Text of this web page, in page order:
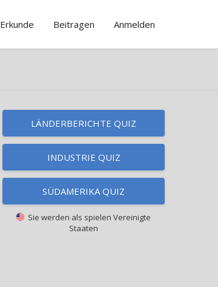
Erkunde Beitragen Anmelden
LÄNDERBERICHTE QUIZ
INDUSTRIE QUIZ
SÜDAMERIKA QUIZ
Sie werden als spielen Vereinigte
Staaten